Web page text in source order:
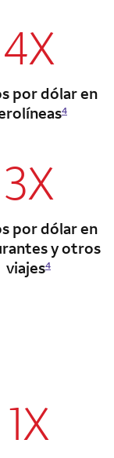
column 2
4X
por dólar en
4
3X
por dólar en
y otros
viajes4
column 2
1X